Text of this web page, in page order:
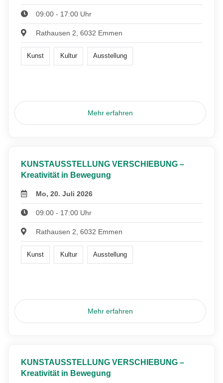
09:00 - 17:00 Uhr
Rathausen 2, 6032 Emmen
Kunst Kultur Ausstellung
Mehr erfahren
KUNSTAUSSTELLUNG VERSCHIEBUNG –
Kreativität in Bewegung
Mo, 20. Juli 2026
09:00 - 17:00 Uhr
Rathausen 2, 6032 Emmen
Kunst Kultur Ausstellung
Mehr erfahren
KUNSTAUSSTELLUNG VERSCHIEBUNG –
Kreativität in Bewegung